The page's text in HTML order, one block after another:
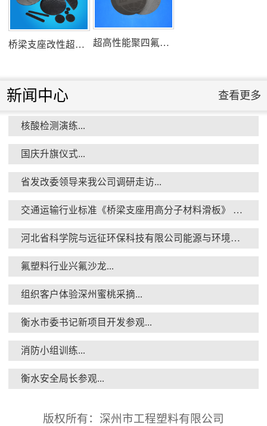
组织客户体验深州蜜桃采摘...
衡水市委书记新项目开发参观...
消防小组训练...
桥梁支座改性超高分子量聚乙烯滑板 超高性能聚四氟乙烯滑板
新闻中心 查看更多
核酸检测演练...
国庆升旗仪式...
省发改委领导来我公司调研走访...
交通运输行业标准《桥梁支座用高分子材料滑板》 送审稿审查会在京召开...
河北省科学院与远征环保科技有限公司能源与环境新材料成果转化基地签约暨揭牌仪式...
氟塑料行业兴氟沙龙...
组织客户体验深州蜜桃采摘...
衡水市委书记新项目开发参观...
消防小组训练...
衡水安全局长参观...
版权所有：深州市工程塑料有限公司